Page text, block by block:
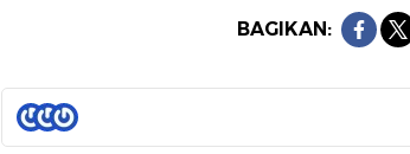
BAGIKAN: